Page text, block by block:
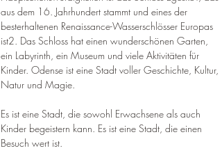
aus dem 16. Jahrhundert stammt und eines der
besterhaltenen Renaissance-Wasserschlösser Europas
ist2. Das Schloss hat einen wunderschönen Garten,
ein Labyrinth, ein Museum und viele Aktivitäten für
Kinder. Odense ist eine Stadt voller Geschichte, Kultur,
Natur und Magie.
Es ist eine Stadt, die sowohl Erwachsene als auch
Kinder begeistern kann. Es ist eine Stadt, die einen
Besuch wert ist.